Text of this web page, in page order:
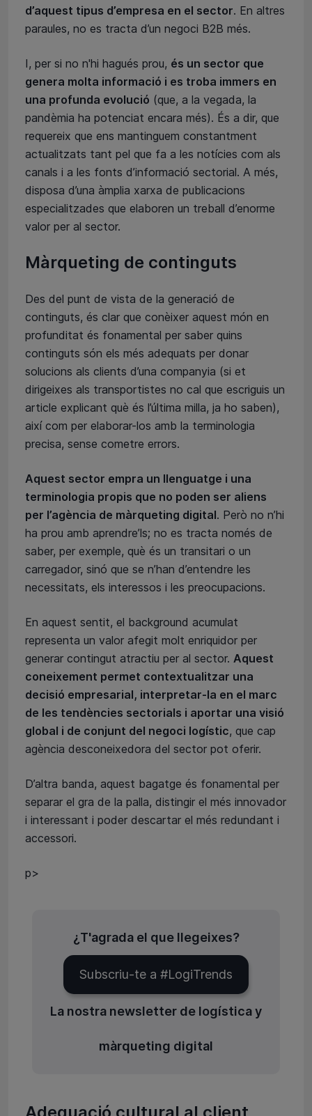
d’aquest tipus d’empresa en el sector. En altres
paraules, no es tracta d’un negoci B2B més.
I, per si no n'hi hagués prou, és un sector que
genera molta informació i es troba immers en
una profunda evolució (que, a la vegada, la
pandèmia ha potenciat encara més). És a dir, que
requereix que ens mantinguem constantment
actualitzats tant pel que fa a les notícies com als
canals i a les fonts d’informació sectorial. A més,
disposa d’una àmplia xarxa de publicacions
especialitzades que elaboren un treball d’enorme
valor per al sector.
Màrqueting de continguts
Des del punt de vista de la generació de
continguts, és clar que conèixer aquest món en
profunditat és fonamental per saber quins
continguts són els més adequats per donar
solucions als clients d’una companyia (si et
dirigeixes als transportistes no cal que escriguis un
article explicant què és l’última milla, ja ho saben),
així com per elaborar-los amb la terminologia
precisa, sense cometre errors.
Aquest sector empra un llenguatge i una
terminologia propis que no poden ser aliens
per l’agència de màrqueting digital. Però no n’hi
ha prou amb aprendre’ls; no es tracta només de
saber, per exemple, què és un transitari o un
carregador, sinó que se n’han d’entendre les
necessitats, els interessos i les preocupacions.
En aquest sentit, el background acumulat
representa un valor afegit molt enriquidor per
generar contingut atractiu per al sector. Aquest
coneixement permet contextualitzar una
decisió empresarial, interpretar-la en el marc
de les tendències sectorials i aportar una visió
global i de conjunt del negoci logístic, que cap
agència desconeixedora del sector pot oferir.
D’altra banda, aquest bagatge és fonamental per
separar el gra de la palla, distingir el més innovador
i interessant i poder descartar el més redundant i
accessori.
p>
¿T'agrada el que llegeixes?
Subscriu-te a #LogiTrends
La nostra newsletter de logística y
màrqueting digital
Adequació cultural al client